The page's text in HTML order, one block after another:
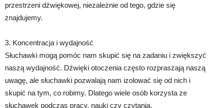
przestrzeni dźwiękowej, niezależnie od tego, gdzie się
znajdujemy.
3. Koncentracja i wydajność
Słuchawki mogą pomóc nam skupić się na zadaniu i zwiększyć
naszą wydajność. Dźwięki otoczenia często rozpraszają naszą
uwagę, ale słuchawki pozwalają nam izolować się od nich i
skupić na tym, co robimy. Dlatego wiele osób korzysta ze
słuchawek podczas pracy, nauki czy czytania.